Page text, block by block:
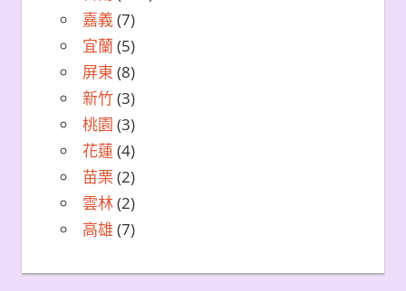
嘉義(7)
宜蘭 (5)
屏東 (8)
新竹(3)
桃園 (3)
花蓮 (4)
苗栗 (2)
雲林(2)
高雄 (7)